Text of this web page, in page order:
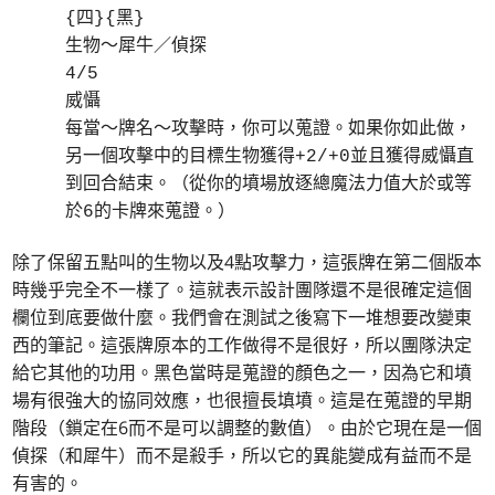
{四}{黑}
生物～犀牛／偵探
4/5
威懾
每當～牌名～攻擊時，你可以蒐證。如果你如此做，
另一個攻擊中的目標生物獲得+2/+0並且獲得威懾直
到回合結束。（從你的墳場放逐總魔法力值大於或等
於6的卡牌來蒐證。）
除了保留五點叫的生物以及4點攻擊力，這張牌在第二個版本
時幾乎完全不一樣了。這就表示設計團隊還不是很確定這個
欄位到底要做什麼。我們會在測試之後寫下一堆想要改變東
西的筆記。這張牌原本的工作做得不是很好，所以團隊決定
給它其他的功用。黑色當時是蒐證的顏色之一，因為它和墳
場有很強大的協同效應，也很擅長填墳。這是在蒐證的早期
階段（鎖定在6而不是可以調整的數值）。由於它現在是一個
偵探（和犀牛）而不是殺手，所以它的異能變成有益而不是
有害的。